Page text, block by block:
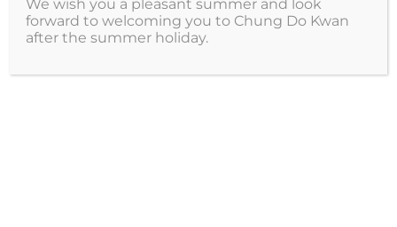
trainingsmaterialen voor onze club en om onze
activiteiten nog leuker te kunnen maken!
Heeft u interesse in sponsoring van onze club? Neem
We wish you a pleasant summer and look
forward to welcoming you to Chung Do Kwan
after the summer holiday.